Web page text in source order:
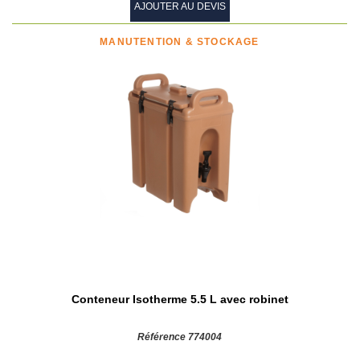
AJOUTER AU DEVIS
MANUTENTION & STOCKAGE
Conteneur Isotherme 5.5 L avec robinet
Référence 774004